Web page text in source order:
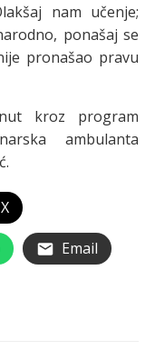
nam učenje;
ponašaj se
pronašao pravu
kroz program
ambulanta
Email